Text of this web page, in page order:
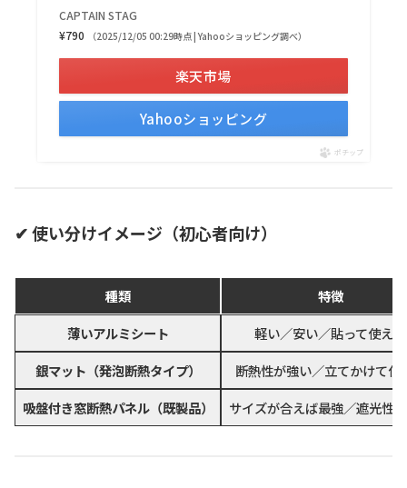
CAPTAIN STAG
¥790
（2025/12/05 00:29時点 | Yahooショッピング調べ）
楽天市場
Yahooショッピング
ポチップ
✔ 使い分けイメージ（初心者向け）
種類
特徴
薄いアルミシート
軽い／安い／貼って使える
銀マット（発泡断熱タイプ）
断熱性が強い／立てかけて使
吸盤付き窓断熱パネル（既製品）
サイズが合えば最強／遮光性